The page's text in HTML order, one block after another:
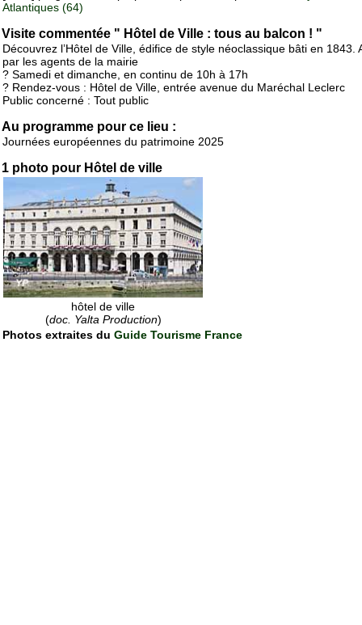
Atlantiques (64)
Visite commentée " Hôtel de Ville : tous au balcon ! "
Découvrez l’Hôtel de Ville, édifice de style néoclassique bâti en 1843.
par les agents de la mairie
? Samedi et dimanche, en continu de 10h à 17h
? Rendez-vous : Hôtel de Ville, entrée avenue du Maréchal Leclerc
Public concerné : Tout public
Au programme pour ce lieu :
Journées européennes du patrimoine 2025
1 photo pour Hôtel de ville
hôtel de ville
(doc. Yalta Production)
Photos extraites du Guide Tourisme France